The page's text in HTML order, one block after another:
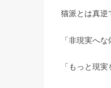
猫派とは真逆
「非現実へ
「もっと現